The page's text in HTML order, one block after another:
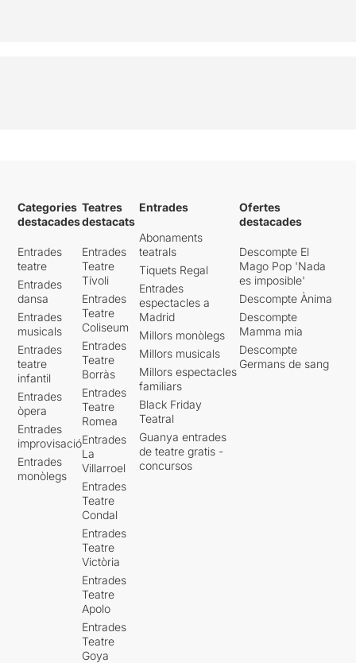
Categories
destacades
Entrades
teatre
Entrades
dansa
Entrades
musicals
Entrades
teatre
infantil
Entrades
òpera
Entrades
improvisació
Entrades
monòlegs
Teatres
destacats
Entrades
Teatre
Tívoli
Entrades
Teatre
Coliseum
Entrades
Teatre
Borràs
Entrades
Teatre
Romea
Entrades
La
Villarroel
Entrades
Teatre
Condal
Entrades
Teatre
Victòria
Entrades
Teatre
Apolo
Entrades
Teatre
Goya
Entrades
Abonaments
teatrals
Tiquets Regal
Entrades
espectacles a
Madrid
Millors monòlegs
Millors musicals
Millors espectacles
familiars
Black Friday
Teatral
Guanya entrades
de teatre gratis -
concursos
Ofertes
destacades
Descompte El
Mago Pop 'Nada
es imposible'
Descompte Ànima
Descompte
Mamma mia
Descompte
Germans de sang